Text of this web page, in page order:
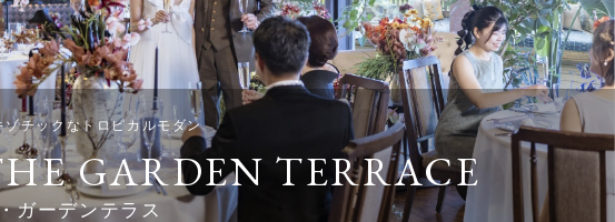
ゾチックなトロピカルモダン
GARDEN TERRACE
ガーデンテラス